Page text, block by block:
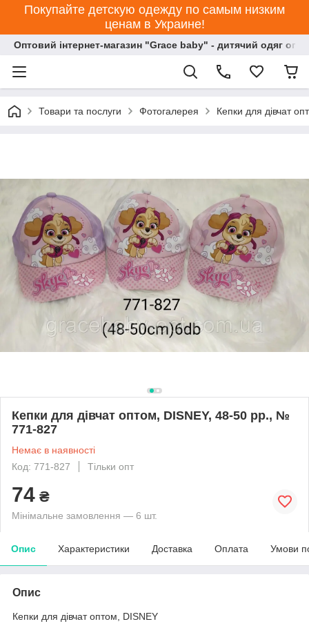
Покупайте детскую одежду по самым низким
ценам в Украине!
Оптовий інтернет-магазин "Grace baby" - дитячий одяг
Товари та послуги Фотогалерея Кепки для дівчат
Кепки для дівчат оптом, DISNEY, 48-50 рр., №
771-827
Немає в наявності
Код: 771-827
Тільки опт
74 ₴
Мінімальне замовлення — 6 шт.
Опис Характеристики Доставка Оплата Умови
Опис
Кепки для дівчат оптом, DISNEY